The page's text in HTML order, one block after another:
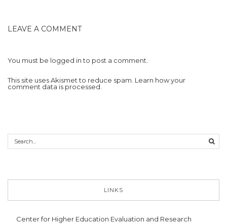
LEAVE A COMMENT
You must be logged into post a comment.
This site uses Akismet to reduce spam. Learn how your
comment data is processed.
LINKS
Center for Higher Education Evaluation and Research